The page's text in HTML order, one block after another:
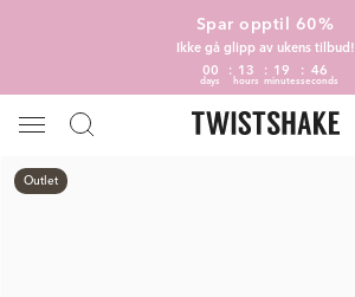
Spar opptil 60%
Ikke gå glipp av ukens tilbud!
00
days
13
hours
19
minutes
46
seconds
Outlet